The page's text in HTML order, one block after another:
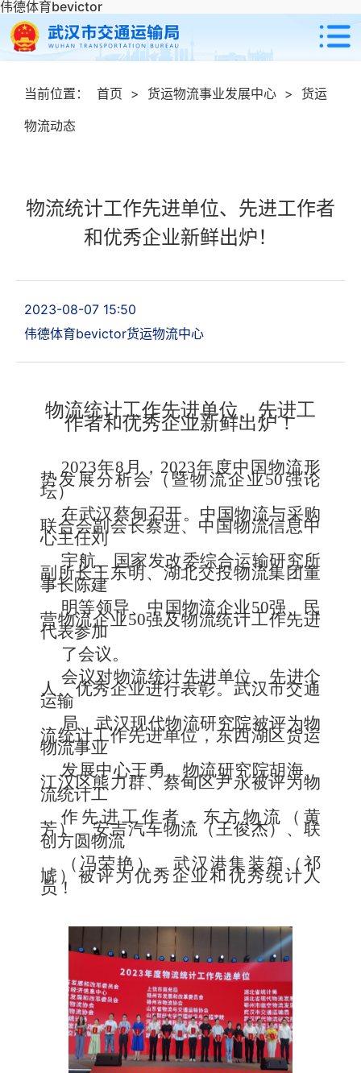
伟德体育bevictor
当前位置： 首页 > 货运物流事业发展中心 > 货运
物流动态
物流统计工作先进单位、先进工作者
和优秀企业新鲜出炉！
2023-08-07 15:50
伟德体育bevictor货运物流中心
物流统计工作先进单位、先进工
作者和优秀企业新鲜出炉！
2023年8月，2023年度中国物流形
势发展分析会（暨物流企业50强论
坛）
在武汉蔡甸召开。中国物流与采购
联合会副会长蔡进、中国物流信息中
心主任刘
宇航、国家发改委综合运输研究所
副所长王东明、湖北交投物流集团董
事长陈建
明等领导、中国物流企业50强、民
营物流企业50强及物流统计工作先进
代表参加
了会议。
会议对物流统计先进单位、先进个
人、优秀企业进行表彰。武汉市交通
运输
局、武汉现代物流研究院被评为物
流统计工作先进单位，东西湖区货运
物流事业
发展中心王勇、物流研究院胡海、
江汉区熊力群、蔡甸区尹永被评为物
流统计工
作先进工作者，东方物流（黄
芳）、安吉汽车物流（王俊杰）、联
创方圆物流
（冯荣艳）、武汉港集装箱（祁
虓）被评为优秀企业和优秀统计人
员！